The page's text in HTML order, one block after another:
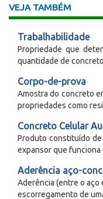
VEJA TAMBÉM
Trabalhabilidade
Propriedade que
quantidade de
Corpo-de-prova
Amostra do concreto
propriedades como
Concreto Celular
Produto constituído de
expansor que funciona
Aderência aço-
Aderência (entre o aço
escorregamento de